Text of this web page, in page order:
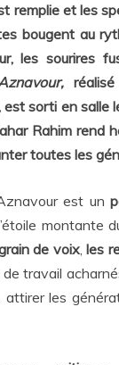
remplie et les
bougent au
les sourires
est sorti en salle
Rahim rend
toutes les
est un
montante
de voix,les
travail
attirer les